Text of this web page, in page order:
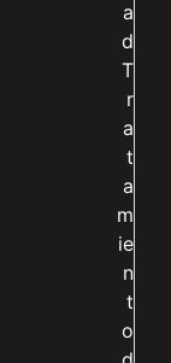
a
d
T
r
a
t
a
m
ie
n
t
o